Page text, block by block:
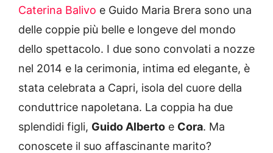
Caterina Balivo e Guido Maria Brera sono una
delle coppie più belle e longeve del mondo
dello spettacolo. I due sono convolati a nozze
nel 2014 e la cerimonia, intima ed elegante, è
stata celebrata a Capri, isola del cuore della
conduttrice napoletana. La coppia ha due
splendidi figli, Guido Alberto e Cora. Ma
conoscete il suo affascinante marito?